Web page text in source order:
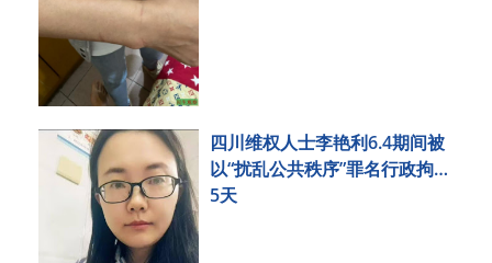
四川维权人士李艳利6.4期间被
以“扰乱公共秩序”罪名行政拘留
5天